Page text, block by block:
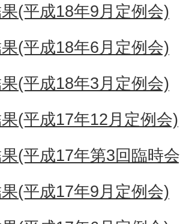
(平成18年9月定例会)
(平成18年6月定例会)
(平成18年3月定例会)
(平成17年12月定例会)
(平成17年第3回臨時
(平成17年9月定例会)